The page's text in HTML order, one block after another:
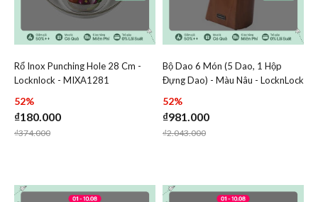
Add Rổ Inox Punching Hole 28 Cm - Locknlock -
Add Rổ Inox Punching Hole 28 Cm -
Rổ Inox Punching Hole 28 Cm -
Locknlock - MIXA1281
52%
₫180.000
Price reduced from
₫374.000to
Add Bộ Dao 6 Món (5
Add Bộ
Bộ Dao 6 Món (5 Dao, 1 Hộp
Đựng Dao) - Màu Nâu - LocknLock
52%
₫981.000
Price reduced from
₫2.043.000to